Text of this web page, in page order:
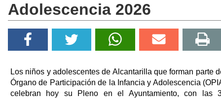
Adolescencia 2026
Los niños y adolescentes de Alcantarilla que forman parte
Órgano de Participación de la Infancia y Adolescencia
celebran hoy su Pleno en el Ayuntamiento, con las